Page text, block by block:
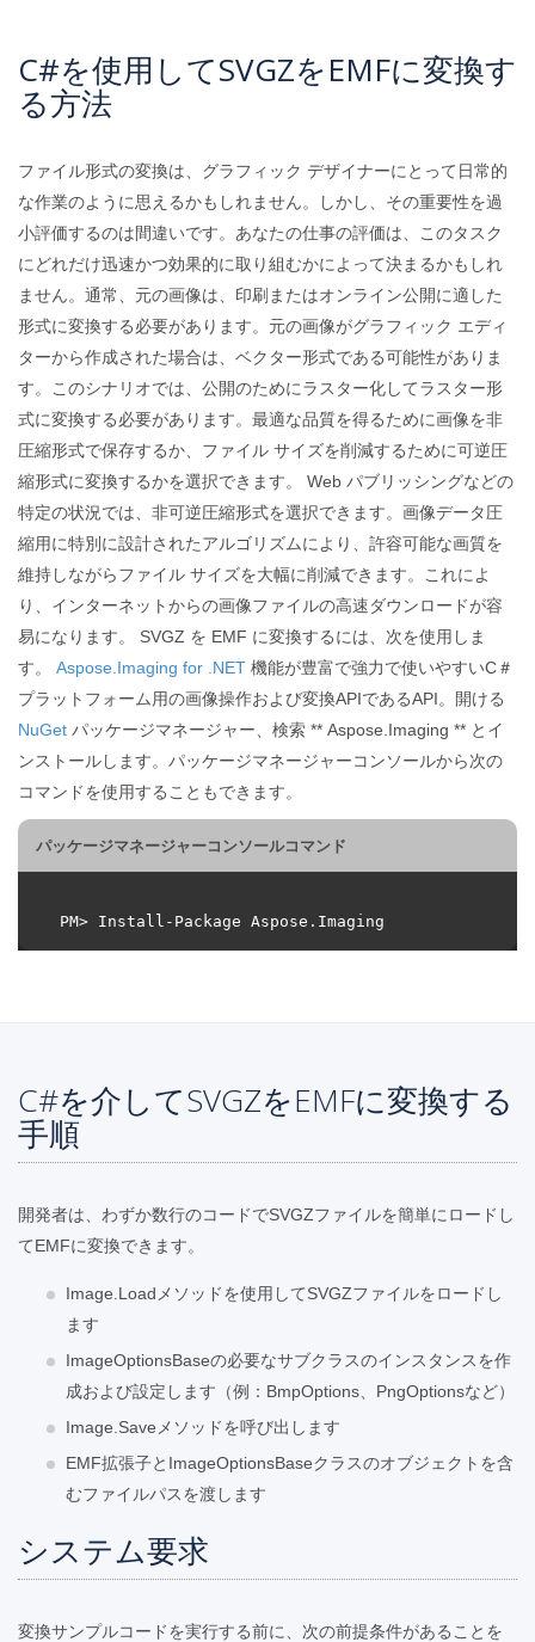
C#を使用してSVGZをEMFに変換す
る方法
ファイル形式の変換は、グラフィック デザイナーにとって日常的
な作業のように思えるかもしれません。しかし、その重要性を過
小評価するのは間違いです。あなたの仕事の評価は、このタスク
にどれだけ迅速かつ効果的に取り組むかによって決まるかもしれ
ません。通常、元の画像は、印刷またはオンライン公開に適した
形式に変換する必要があります。元の画像がグラフィック エディ
ターから作成された場合は、ベクター形式である可能性がありま
す。このシナリオでは、公開のためにラスター化してラスター形
式に変換する必要があります。最適な品質を得るために画像を非
圧縮形式で保存するか、ファイル サイズを削減するために可逆圧
縮形式に変換するかを選択できます。 Web パブリッシングなどの
特定の状況では、非可逆圧縮形式を選択できます。画像データ圧
縮用に特別に設計されたアルゴリズムにより、許容可能な画質を
維持しながらファイル サイズを大幅に削減できます。これによ
り、インターネットからの画像ファイルの高速ダウンロードが容
易になります。 SVGZ を EMF に変換するには、次を使用しま
す。 Aspose.Imaging for .NET 機能が豊富で強力で使いやすいC＃
プラットフォーム用の画像操作および変換APIであるAPI。開ける
NuGet パッケージマネージャー、検索 ** Aspose.Imaging ** とイ
ンストールします。パッケージマネージャーコンソールから次の
コマンドを使用することもできます。
パッケージマネージャーコンソールコマンド
C#を介してSVGZをEMFに変換する
手順
開発者は、わずか数行のコードでSVGZファイルを簡単にロードし
てEMFに変換できます。
Image.Loadメソッドを使用してSVGZファイルをロードし
ます
ImageOptionsBaseの必要なサブクラスのインスタンスを作
成および設定します（例：BmpOptions、PngOptionsなど）
Image.Saveメソッドを呼び出します
EMF拡張子とImageOptionsBaseクラスのオブジェクトを含
むファイルパスを渡します
システム要求
変換サンプルコードを実行する前に、次の前提条件があることを